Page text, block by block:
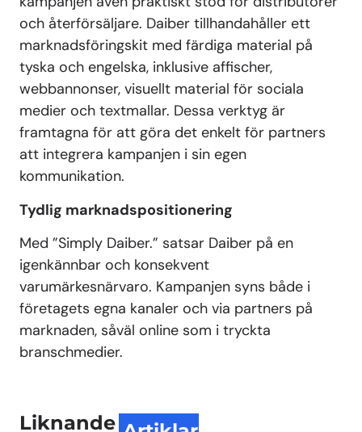
och återförsäljare. Daiber tillhandahåller ett
marknadsföringskit med färdiga material på
tyska och engelska, inklusive affischer,
webbannonser, visuellt material för sociala
medier och textmallar. Dessa verktyg är
framtagna för att göra det enkelt för partners
att integrera kampanjen i sin egen
kommunikation.
Tydlig marknadspositionering
Med ”Simply Daiber.” satsar Daiber på en
igenkännbar och konsekvent
varumärkesnärvaro. Kampanjen syns både i
företagets egna kanaler och via partners på
marknaden, såväl online som i tryckta
branschmedier.
Liknande